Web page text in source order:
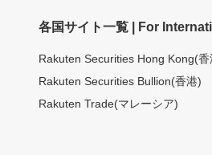
各国サイト一覧 | For
Rakuten Securities Hong Kong(香
Rakuten Securities Bullion(香港)
Rakuten Trade(マレーシア)